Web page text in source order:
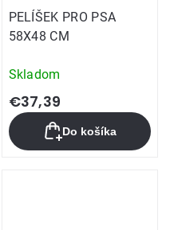
PELÍŠEK PRO PSA
58X48 CM
Skladom
€37,39
Do košíka